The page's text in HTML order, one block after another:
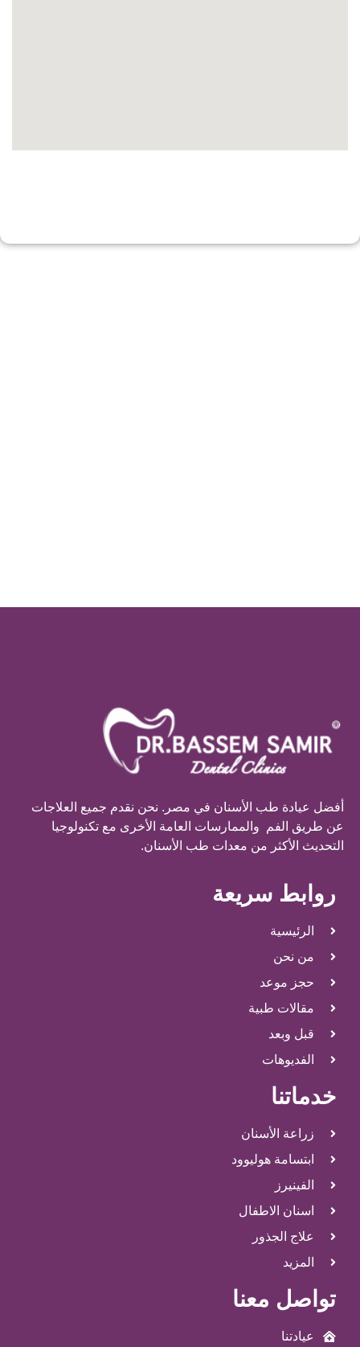
أفضل عيادة طب الأسنان في مصر. نحن نقدم جميع العلاجات
عن طريق الفم والممارسات العامة الأخرى مع تكنولوجيا
التحديث الأكثر من معدات طب الأسنان.
روابط سريعة
الرئيسية
من نحن
حجز موعد
مقالات طبية
قبل وبعد
الفديوهات
خدماتنا
زراعة الأسنان
ابتسامة هوليوود
الفينيرز
اسنان الاطفال
علاج الجذور
المزيد
تواصل معنا
عيادتنا